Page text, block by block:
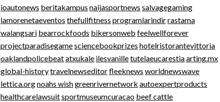
ioautonews beritakampus naijasportnews salvagegaming
lamorenetaeventos thefullfitness programlarindirrastama
walangsari bearrockfoods bikersonweb feelwellforever
projectparadisegamesciencebookprizes hotelristorantevittoria
oaklandpolicebeatatxukale ilesvanilletutelaeucarestiaarting.mx
global-historytravelnewseditorfleeknews worldnewswave
lettica.orgnoahs wishgreenrivernetwork autoexpertproducts
healthcarelawsuitsportmuseumcuracao beef cattle